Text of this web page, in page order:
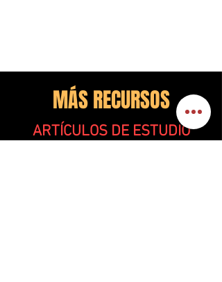
MÁS RECURSOS
ARTÍCULOS DE ESTUDIO